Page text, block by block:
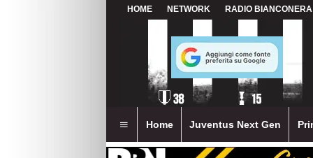
HOME NETWORK RADIO BIANCONERA
Home Juventus Next Gen